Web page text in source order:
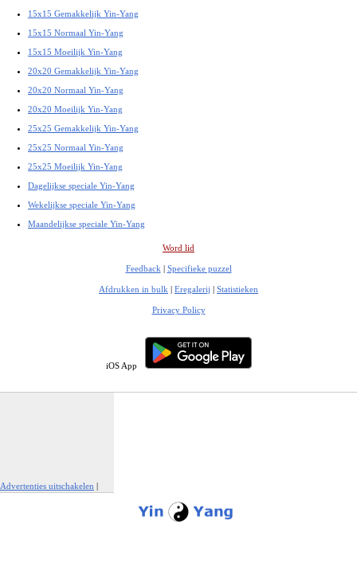
15x15 Gemakkelijk Yin-Yang
15x15 Normaal Yin-Yang
15x15 Moeilijk Yin-Yang
20x20 Gemakkelijk Yin-Yang
20x20 Normaal Yin-Yang
20x20 Moeilijk Yin-Yang
25x25 Gemakkelijk Yin-Yang
25x25 Normaal Yin-Yang
25x25 Moeilijk Yin-Yang
Dagelijkse speciale Yin-Yang
Wekelijkse speciale Yin-Yang
Maandelijkse speciale Yin-Yang
Word lid
Feedback | Specifieke puzzel
Afdrukken in bulk | Eregalerij | Statistieken
Privacy Policy
iOS App
Advertenties uitschakelen |